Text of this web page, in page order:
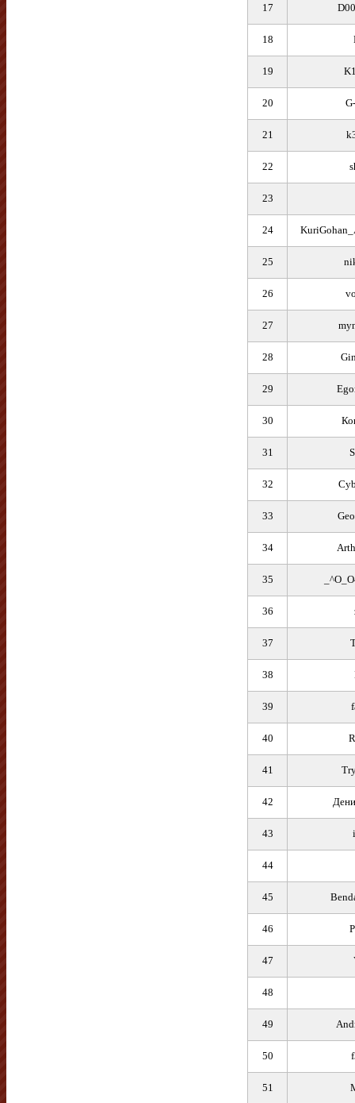
17
18
19
20
21
22
23
24
25
26
27
28
29
30
31
32
33
34
35
36
37
38
39
40
41
42
43
44
45
46
47
48
49
50
51